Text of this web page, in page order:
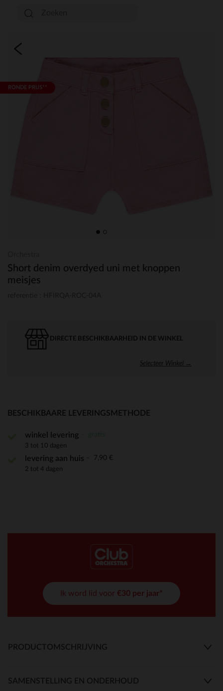
RONDE PRIJS**
Short denim overdyed uni met knoppen
meisjes
DIRECTE BESCHIKBAARHEID IN DE WINKEL
Selecteer Winkel →
BESCHIKBAARE LEVERINGSMETHODE
winkel levering
3 tot 10 dagen
levering aan huis 7,90 €
2 tot 4 dagen
Ik word lid voor €30 per jaar*
PRODUCTOMSCHRIJVING
SAMENSTELLING EN ONDERHOUD